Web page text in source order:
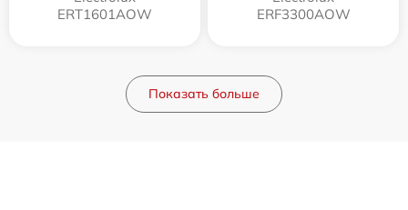
ERT1601AOW
ERF3300AOW
Показать больше